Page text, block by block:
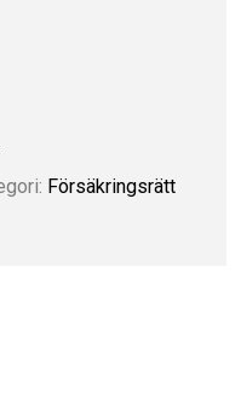
Försäkringsrätt